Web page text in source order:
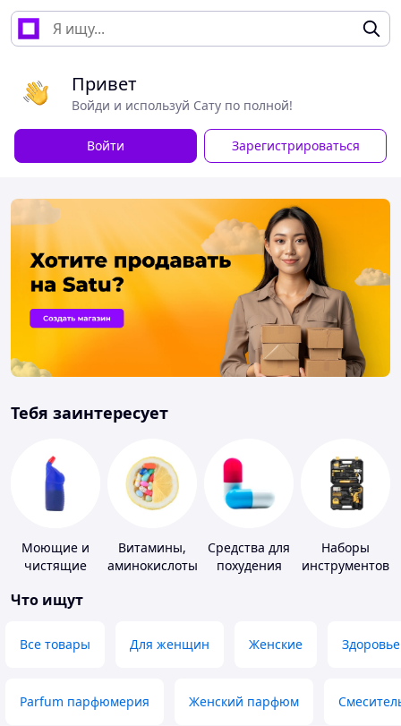
Привет
Войди и используй Сату по полной!
Войти Зарегистрироваться
Тебя заинтересует
Моющие и
чистящие
Витамины,
аминокислоты
Средства для
похудения
Наборы
инструментов
Что ищут
Все товары Для женщин Женские Здоровье
Parfum парфюмерия Женский парфюм